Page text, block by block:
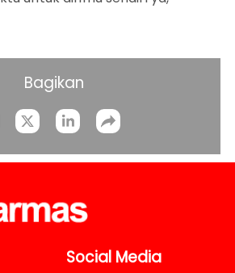
Bagikan
Social Media